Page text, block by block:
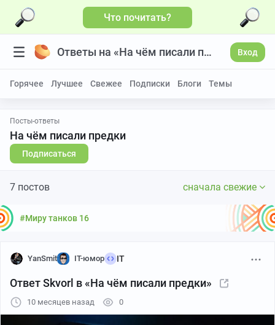
Что почитать?
Ответы на «На чём писали предки» Вход
Горячее Лучшее Свежее Подписки Блоги Темы
Посты-ответы
На чём писали предки
Подписаться
7 постов сначала свежие
#Миру танков 16
YanSmit IT-юмор IT
Ответ Skvorl в «На чём писали предки»
10 месяцев назад 0